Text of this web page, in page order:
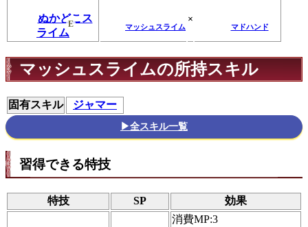
ぬかどこス
ライム
E マッシュスライム
×
マドハンド
マッシュスライムの所持スキル
固有スキル ジャマー
▶全スキル一覧
習得できる特技
特技 SP 効果
消費MP:3